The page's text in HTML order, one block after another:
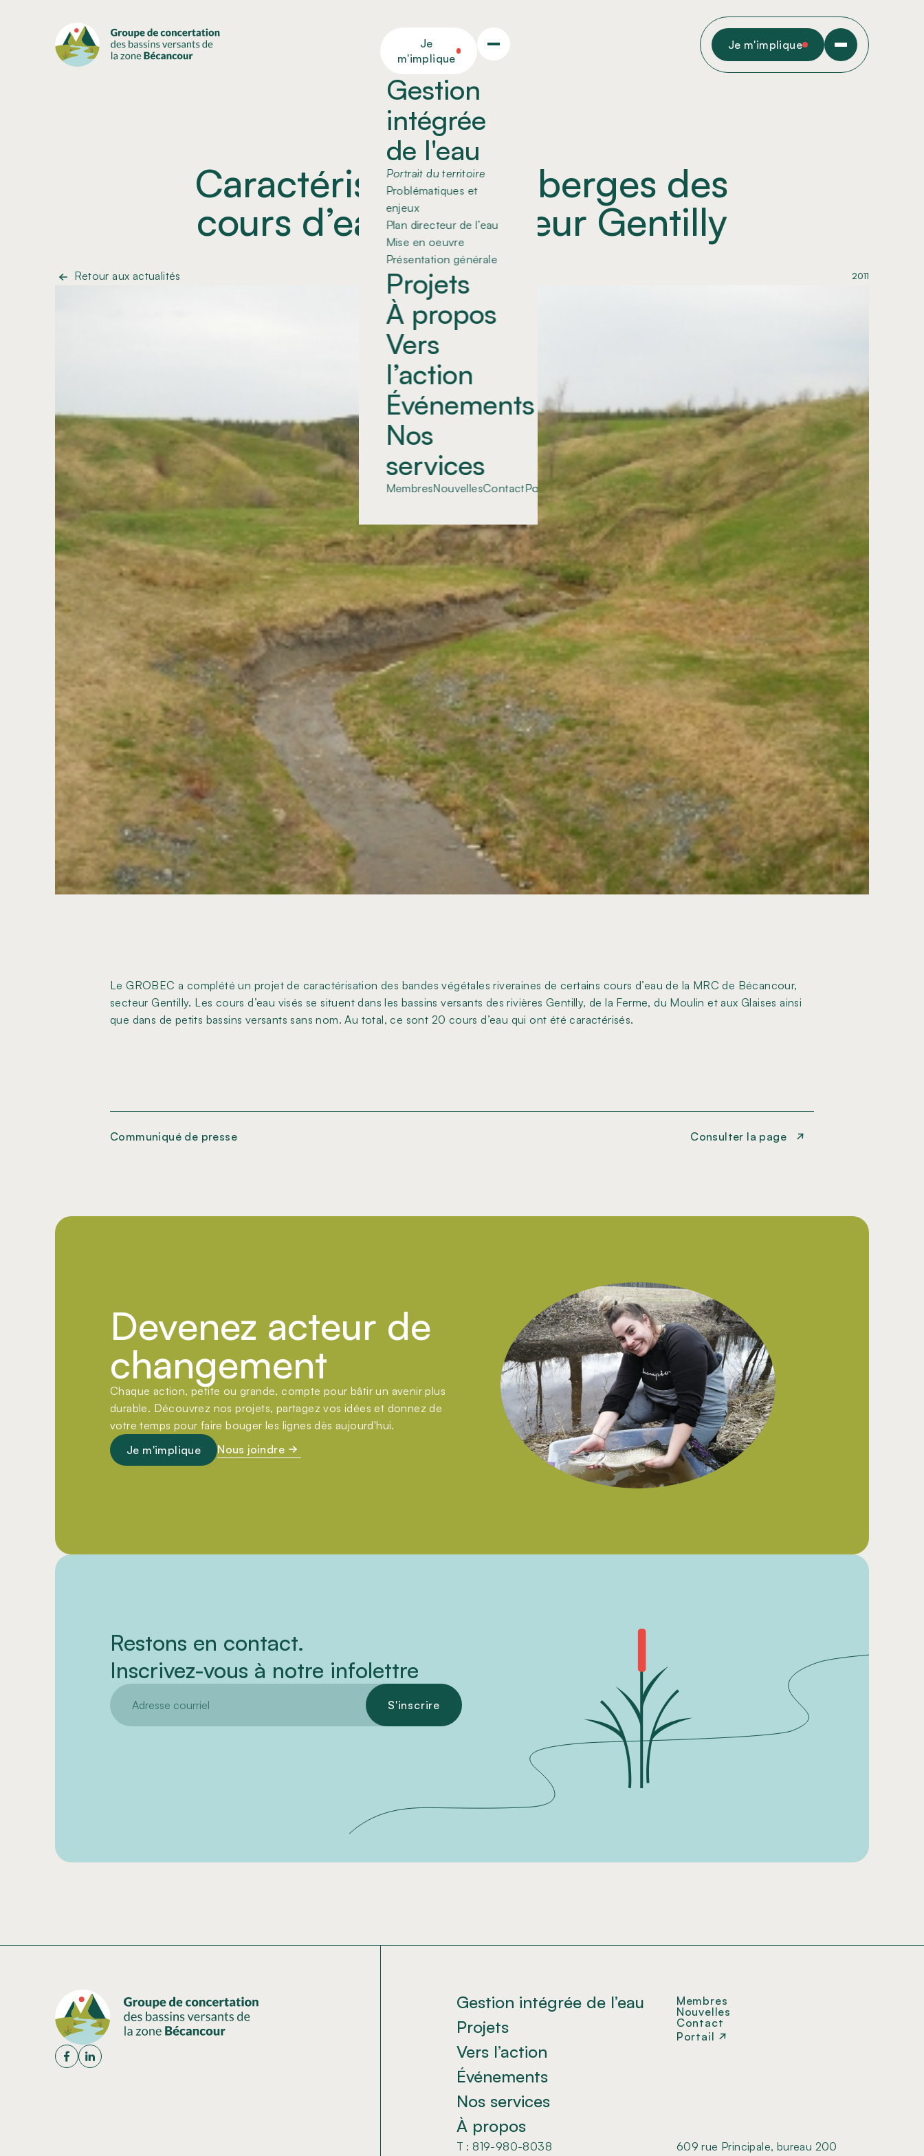
Je m'implique
Je
m'implique
Gestion
intégrée
de l'eau
Portrait du territoire
Problématiques et
enjeux
Plan directeur de l’eau
Mise en oeuvre
Présentation générale
Projets
À propos
Vers
l’action
Événements
Nos
services
MembresNouvellesContactPortail
Communiqué de presse
Caractérisation des berges des
cours d’eau du secteur Gentilly
Retour aux actualités Partager 2011
Le GROBEC a complété un projet de caractérisation des bandes végétales riveraines de certains cours d’eau de la MRC de Bécancour,
secteur Gentilly. Les cours d’eau visés se situent dans les bassins versants des rivières Gentilly, de la Ferme, du Moulin et aux Glaises ainsi
que dans de petits bassins versants sans nom. Au total, ce sont 20 cours d’eau qui ont été caractérisés.
Communiqué de presse Consulter la page
Devenez acteur de
changement
Chaque action, petite ou grande, compte pour bâtir un avenir plus
durable. Découvrez nos projets, partagez vos idées et donnez de
votre temps pour faire bouger les lignes dès aujourd'hui.
Je m'implique
Nous joindre
Restons en contact.
Inscrivez-vous à notre infolettre
Gestion intégrée de l’eau
Projets
Vers l’action
Événements
Nos services
À propos
Membres
Nouvelles
Contact
Portail
T : 819-980-8038 609 rue Principale, bureau 200